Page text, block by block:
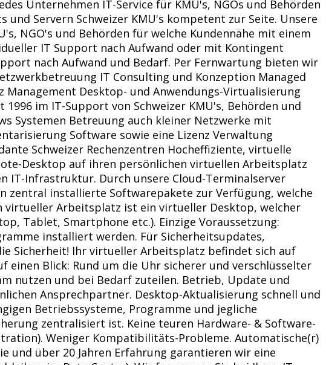
Unternehmen IT-Service für KMU's, NGOs und Behörden
und Servern Schweizer KMU's kompetent zur Seite. Unsere
NGO's und Behörden für welche Kundennähe mit einem
IT Support nach Aufwand oder mit Kontingent
nach Aufwand und Bedarf. Per Fernwartung bieten wir
IT Consulting und Konzeption Managed
Management Desktop- und Anwendungs-Virtualisierung
im IT-Support von Schweizer KMU's, Behörden und
Systemen Betreuung auch kleiner Netzwerke mit
Software sowie eine Lizenz Verwaltung
Schweizer Rechenzentren Hocheffiziente, virtuelle
Desktop auf ihren persönlichen virtuellen Arbeitsplatz
IT-Infrastruktur. Durch unsere Cloud-Terminalserver
zentral installierte Softwarepakete zur Verfügung, welche
virtueller Arbeitsplatz ist ein virtueller Desktop, welcher
Tablet, Smartphone etc.). Einzige Voraussetzung:
installiert werden. Für Sicherheitsupdates,
Sicherheit! Ihr virtueller Arbeitsplatz befindet sich auf
einen Blick: Rund um die Uhr sicherer und verschlüsselter
nutzen und bei Bedarf zuteilen. Betrieb, Update und
Ansprechpartner. Desktop-Aktualisierung schnell und
Betriebssysteme, Programme und jegliche
zentralisiert ist. Keine teuren Hardware- & Software-
Weniger Kompatibilitäts-Probleme. Automatische(r)
und über 20 Jahren Erfahrung garantieren wir eine